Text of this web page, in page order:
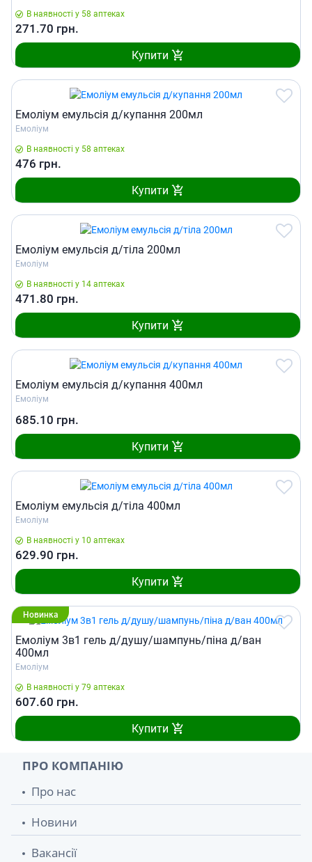
В наявності у 58 аптеках
271.70 грн.
Купити
Емоліум емульсiя д/купання 200мл
Емоліум
В наявності у 58 аптеках
476 грн.
Купити
Емоліум емульсiя д/тiла 200мл
Емоліум
В наявності у 14 аптеках
471.80 грн.
Купити
Емоліум емульсія д/купання 400мл
Емоліум
685.10 грн.
Купити
Емоліум емульсія д/тіла 400мл
Емоліум
В наявності у 10 аптеках
629.90 грн.
Купити
Новинка
Емоліум 3в1 гель д/душу/шампунь/піна д/ван
400мл
Емоліум
В наявності у 79 аптеках
607.60 грн.
Купити
ПРО КОМПАНІЮ
Про нас
Новини
Вакансії